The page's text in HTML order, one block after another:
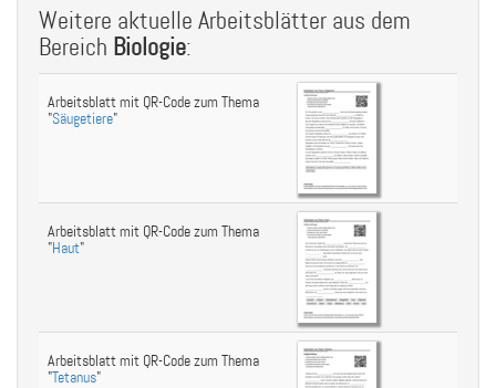
Weitere aktuelle Arbeitsblätter aus dem
Bereich Biologie:
Arbeitsblatt mit QR-Code zum Thema
"Säugetiere"
Arbeitsblatt mit QR-Code zum Thema
"Haut"
Arbeitsblatt mit QR-Code zum Thema
"Tetanus"